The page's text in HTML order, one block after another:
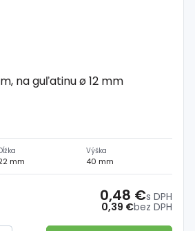
na guľatinu ø 12 mm
mm
Výška
40 mm
0,39 €bez DPH
0,48 €s DPH